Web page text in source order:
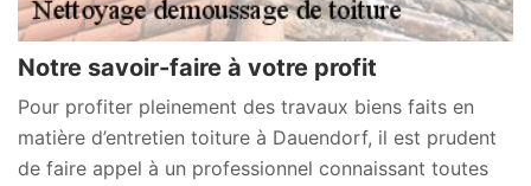
Notre savoir-faire à votre profit
Pour profiter pleinement des travaux biens faits en
matière d’entretien toiture à Dauendorf, il est prudent
de faire appel à un professionnel connaissant toutes